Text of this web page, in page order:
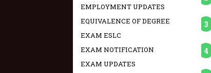
EMPLOYMENT UPDATES
EQUIVALENCE OF DEGREE
EXAM ESLC
EXAM NOTIFICATION
EXAM UPDATES